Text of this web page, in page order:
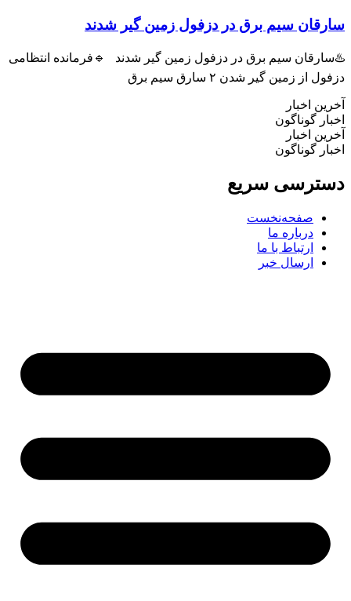
سیم برق در دزفول زمین گیر شدند
سیم برق در دزفول زمین گیر شدند 🔹فرمانده انتظامی
از زمین گیر شدن ۲ سارق سیم برق
اخبار
گوناگون
اخبار
گوناگون
سریع
صفحه‌نخست
درباره ما
ارتباط با ما
ارسال خبر